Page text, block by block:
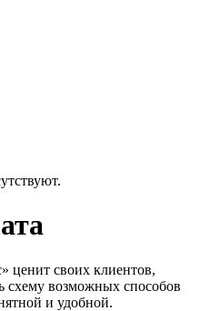
своих клиентов,
схему возможных способов
и удобной.